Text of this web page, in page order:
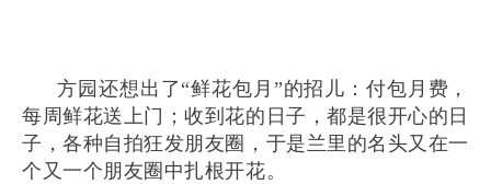
方园还想出了“鲜花包月”的招儿：付包月费，
每周鲜花送上门；收到花的日子，都是很开心的日
子，各种自拍狂发朋友圈，于是兰里的名头又在一
个又一个朋友圈中扎根开花。